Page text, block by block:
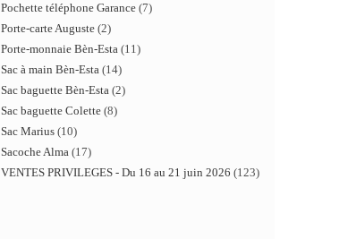
Pochette téléphone Garance 7
Porte-carte Auguste 2
Porte-monnaie Bèn-Esta 11
Sac à main Bèn-Esta 14
Sac baguette Bèn-Esta 2
Sac baguette Colette 8
Sac Marius 10
Sacoche Alma 17
VENTES PRIVILEGES - Du 16 au 21 juin 2026 123